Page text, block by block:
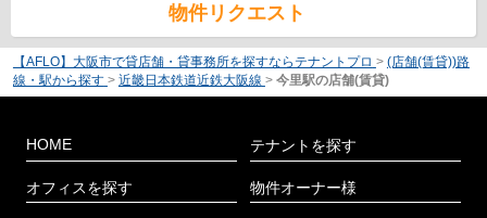
物件リクエスト
【AFLO】大阪市で貸店舗・貸事務所を探すならテナントプロ > (店舗(賃貸))路
線・駅から探す > 近畿日本鉄道近鉄大阪線 > 今里駅の店舗(賃貸)
HOME
オフィスを探す
テナントを探す
物件オーナー様